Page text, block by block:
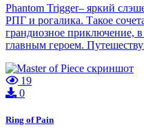
Phantom Trigger– яркий
РПГ и рогалика. Такое
грандиозное приключение,
главным героем.
19
0
Ring of Pain